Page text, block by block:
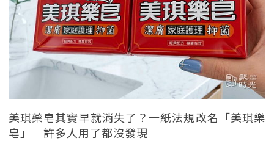
美琪藥皂其實早就消失了？一紙法規改名「美琪樂
皂」 許多人用了都沒發現